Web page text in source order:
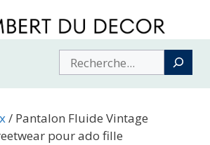
Buscar
/ Pantalon Fluide Vintage
pour ado fille